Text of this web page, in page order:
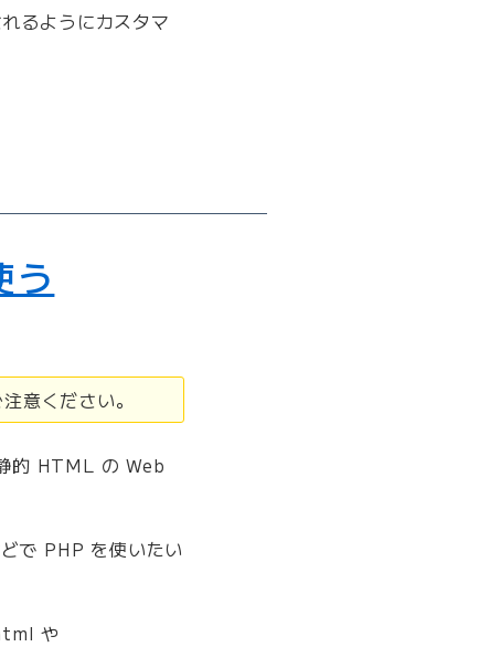
るようにカスタマ
う
意ください。
的 HTML の Web
で PHP を使いたい
や